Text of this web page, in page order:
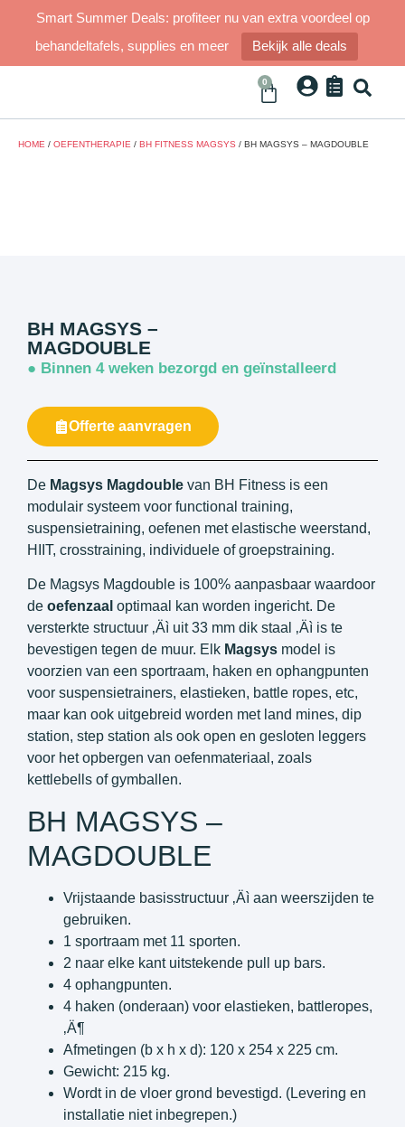
Smart Summer Deals: profiteer nu van extra voordeel op
behandeltafels, supplies en meer
Bekijk alle deals
0
HOME / OEFENTHERAPIE / BH FITNESS MAGSYS / BH MAGSYS – MAGDOUBLE
BH MAGSYS –
MAGDOUBLE
● Binnen 4 weken bezorgd en geïnstalleerd
Offerte aanvragen
De Magsys Magdouble van BH Fitness is een
modulair systeem voor functional training,
suspensietraining, oefenen met elastische weerstand,
HIIT, crosstraining, individuele of groepstraining.
De Magsys Magdouble is 100% aanpasbaar waardoor
de oefenzaal optimaal kan worden ingericht. De
versterkte structuur ‚Äì uit 33 mm dik staal ‚Äì is te
bevestigen tegen de muur. Elk Magsys model is
voorzien van een sportraam, haken en ophangpunten
voor suspensietrainers, elastieken, battle ropes, etc,
maar kan ook uitgebreid worden met land mines, dip
station, step station als ook open en gesloten leggers
voor het opbergen van oefenmateriaal, zoals
kettlebells of gymballen.
BH MAGSYS –
MAGDOUBLE
Vrijstaande basisstructuur ‚Äì aan weerszijden te
gebruiken.
1 sportraam met 11 sporten.
2 naar elke kant uitstekende pull up bars.
4 ophangpunten.
4 haken (onderaan) voor elastieken, battleropes,
‚Ä¶
Afmetingen (b x h x d): 120 x 254 x 225 cm.
Gewicht: 215 kg.
Wordt in de vloer grond bevestigd. (Levering en
installatie niet inbegrepen.)